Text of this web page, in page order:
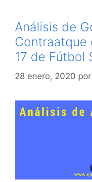
Análisis de
Contraatque
17 de Fútbol
28 enero, 2020 por